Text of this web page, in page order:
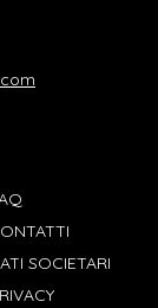
SOCIETARI